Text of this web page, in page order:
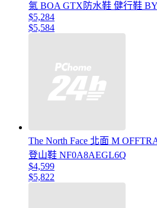
氣 BOA GTX防水鞋 健行鞋
$5,284
$5,584
The North Face 北面 M
登山鞋 NF0A8AEGL6Q
$4,599
$5,822